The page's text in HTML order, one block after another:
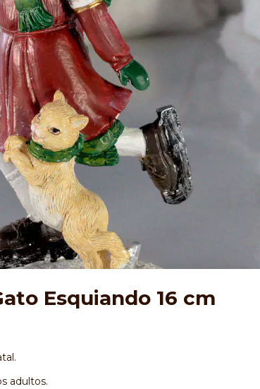
Esquiando 16 cm
adultos.